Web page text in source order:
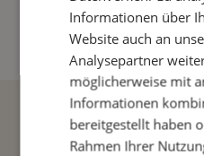
IN DEN
Beschreibung
Informationen über
Website auch an
Analysepartner
möglicherweise mit
Informationen
bereitgestellt haben
Rahmen Ihrer